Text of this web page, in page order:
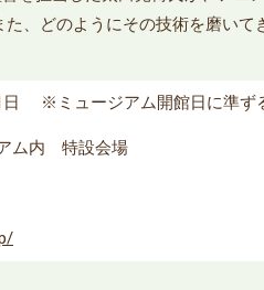
、どのようにその技術を磨い
日 ※ミュージアム開館日に準ず
ム内 特設会場